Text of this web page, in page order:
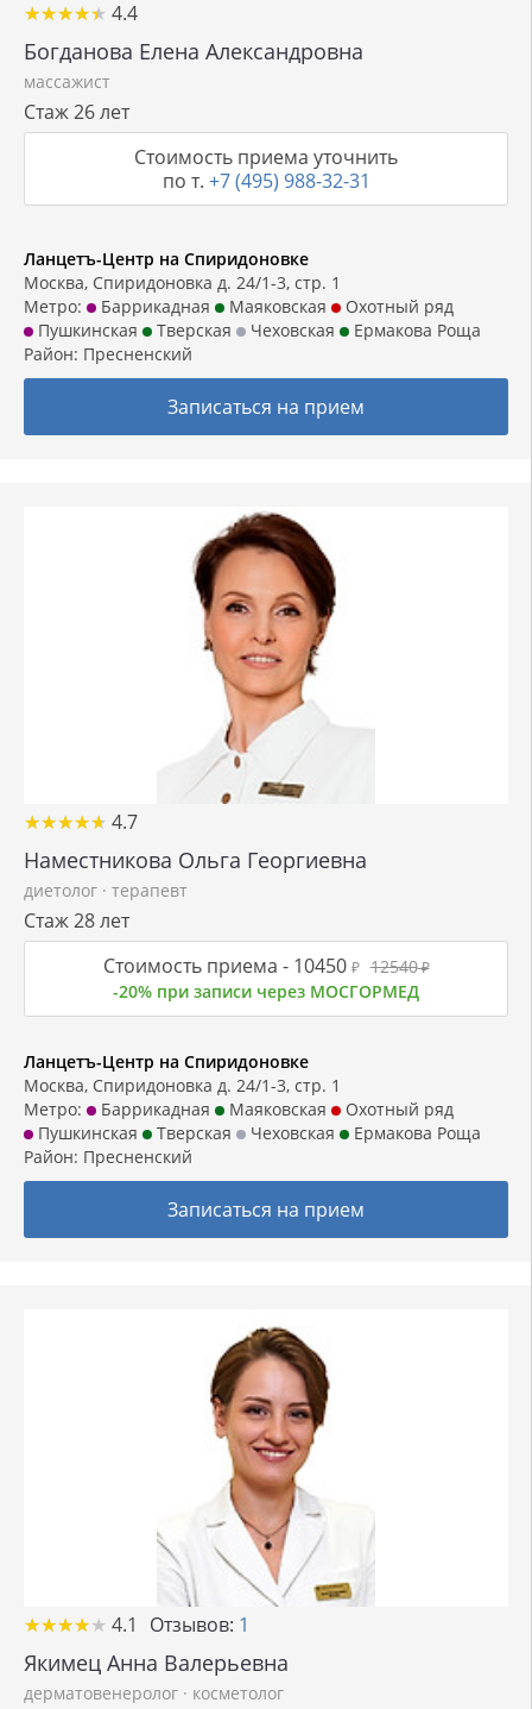
★★★★★
★★★★★ 4.4
Богданова Елена Александровна
массажист
Стаж 26 лет
Стоимость приема уточнить
по т. +7 (495) 988-32-31
Ланцетъ-Центр на Спиридоновке
Москва, Спиридоновка д. 24/1-3, стр. 1
Метро:
Баррикадная Маяковская
Охотный ряд
Пушкинская
Тверская Чеховская
Ермакова Роща
Район: Пресненский
Записаться на прием
★★★★★
★★★★★ 4.7
Наместникова Ольга Георгиевна
диетолог · терапевт
Стаж 28 лет
Стоимость приема -10450 ₽ 12540₽
-20% при записи через МОСГОРМЕД
Ланцетъ-Центр на Спиридоновке
Москва, Спиридоновка д. 24/1-3, стр. 1
Метро:
Баррикадная Маяковская
Охотный ряд
Пушкинская
Тверская Чеховская
Ермакова Роща
Район: Пресненский
Записаться на прием
★★★★★
★★★★★ 4.1 Отзывов: 1
Якимец Анна Валерьевна
дерматовенеролог · косметолог